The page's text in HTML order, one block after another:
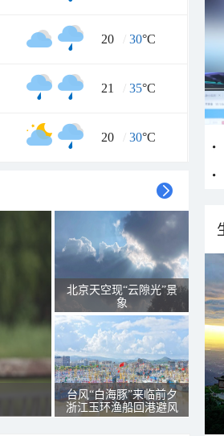
20 / 30°C
21 / 35°C
20 / 30°C
北京天空现“云隙光”景
象
台风“白海豚”来临前夕
浙江玉环渔船回港避风